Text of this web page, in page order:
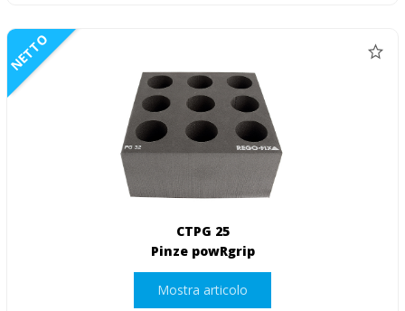
NETTO
CTPG 25
Pinze powRgrip
Mostra articolo